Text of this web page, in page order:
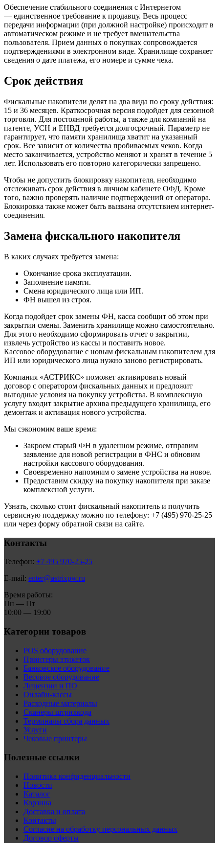
Обеспечение стабильного соединения с Интернетом
— единственное требование к продавцу. Весь процесс
передачи информации (при должной настройке) происходит в
автоматическом режиме и не требует вмешательства
пользователя. Прием данных о покупках сопровождается
подтверждениями в электронном виде. Хранилище сохраняет
сведения о дате платежа, его номере и сумме чека.
Срок действия
Фискальные накопители делят на два вида по сроку действия:
15 и 36 месяцев. Краткосрочная версия подойдет для сезонной
торговли. Для постоянной работы, а также для компаний на
патенте, УСН и ЕНВД требуется долгосрочный. Параметр не
гарантирует, что памяти хранилища хватит на указанный
срок. Все зависит от количества пробиваемых чеков. Когда
место заканчивается, устройство меняют и хранят в течение 5
лет. Использовать его повторно категорически запрещено.
Чтобы не допустить блокировку накопителя, необходимо
отслеживать срок действия в личном кабинете ОФД. Кроме
того, важно проверять наличие подтверждений от оператора.
Блокировка также может быть вызвана отсутствием интернет-
соединения.
Замена фискального накопителя
В каких случаях требуется замена:
Окончание срока эксплуатации.
Заполнение памяти.
Смена юридического лица или ИП.
ФН вышел из строя.
Когда подойдет срок замены ФН, касса сообщит об этом при
закрытии смены. Заменить хранилище можно самостоятельно.
Для этого необходимо сформировать отчет о закрытии,
извлечь устройство из кассы и поставить новое.
Кассовое оборудование с новым фискальным накопителем для
ИП или юридического лица нужно заново регистрировать.
Компания «АСТРИКС» поможет активировать новый
договор с оператором фискальных данных и предложит
выгодные условия на покупку устройства. В комплексную
услугу входит закрытие архива предыдущего хранилища, его
демонтаж и активация нового устройства.
Мы сэкономим ваше время:
Закроем старый ФН в удаленном режиме, отправим
заявление для новой регистрации в ФНС и обновим
настройки кассового оборудования.
Своевременно напомним о замене устройства на новое.
Предоставим скидку на покупку накопителя при заказе
комплексной услуги.
Узнать, сколько стоит фискальный накопитель и получить
сервисную поддержку можно по телефону: +7 (495) 970-25-25
или через форму обратной связи на сайте.
Контакты
Телефон: +7 495 970-25-25
E-mail: enter@astrixpw.ru
Время работы:
Пн — Пт
10:00 — 19:00
Категории товаров
POS оборудование
Принтеры этикеток
Банковское оборудование
Весовое оборудование
Лицензии и ПО
Онлайн-кассы
Расходные материалы
Сканеры штрихкода
Терминалы сбора данных
Услуги
Чековые принтеры
Полезные ссылки
Политика конфиденциальности
Новости
Каталог
Корзина
Доставка и оплата
Контакты
Согласие на обработку персональных данных
Договор оферты